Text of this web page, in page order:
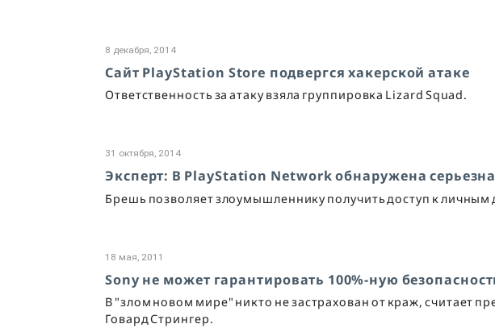
8 декабря, 2014
Сайт PlayStation Store подвергся хакерской атаке
Ответственность за атаку взяла группировка Lizard Squad.
31 октября, 2014
Эксперт: В PlayStation Network обнаружена
Брешь позволяет злоумышленнику получить доступ к личным
18 мая, 2011
Sony не может гарантировать 100%-ную
В "злом новом мире" никто не застрахован от краж, считает
Говард Стрингер.